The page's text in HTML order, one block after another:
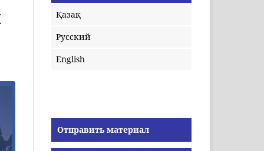
Қазақ
Русский
English
Отправить материал